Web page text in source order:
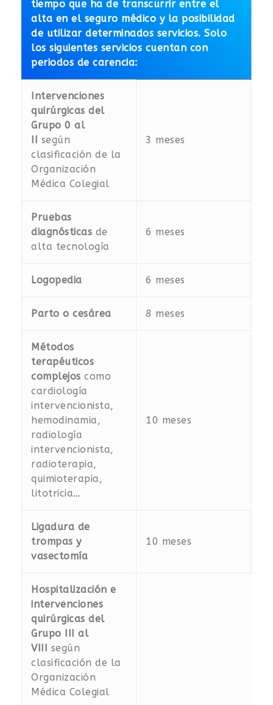
tiempo que ha de transcurrir entre el
alta en el seguro médico y la posibilidad
de utilizar determinados servicios. Solo
los siguientes servicios cuentan con
periodos de carencia:
Intervenciones
quirúrgicas del
Grupo 0 al
II según
clasificación de la
Organización
Médica Colegial
3 meses
Pruebas
diagnósticas de
alta tecnología
6 meses
Logopedia 6 meses
Parto o cesárea 8 meses
Métodos
terapéuticos
complejos como
cardiología
intervencionista,
hemodinamia,
radiología
intervencionista,
radioterapia,
quimioterapia,
litotricia…
10 meses
Ligadura de
trompas y
vasectomía
10 meses
Hospitalización e
intervenciones
quirúrgicas del
Grupo III al
VIII según
clasificación de la
Organización
Médica Colegial